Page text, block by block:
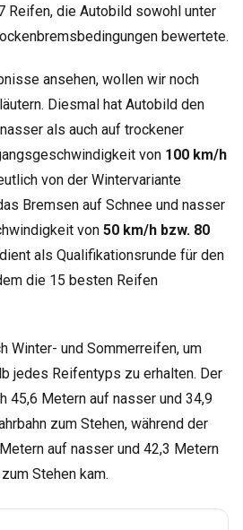
Reifen, die Autobild sowohl unter
bewertete.
ansehen, wollen wir noch
Diesmal hat Autobild den
als auch auf trockener
von 100 km/h
von der Wintervariante
Bremsen auf Schnee und nasser
von 50 km/h bzw. 80
als Qualifikationsrunde für den
die 15 besten Reifen
Winter- und Sommerreifen, um
jedes Reifentyps zu erhalten. Der
45,6 Metern auf nasser und 34,9
zum Stehen, während der
auf nasser und 42,3 Metern
Stehen kam.